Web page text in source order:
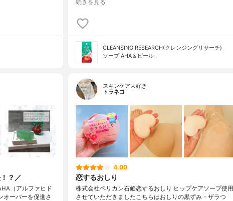
続きを見る
CLEANSING RESEARCH(クレンジングリサーチ)
ソープ AHA＆ピール
？／
（アルファヒド
オーバーを促進さ
スキンケア大好き
トラネコ
4.00
恋するおしり
株式会社ペリカン石鹸恋するおしり ヒップケアソープ使用
させていただきましたこちらはおしりの黒ずみ・ザラつ